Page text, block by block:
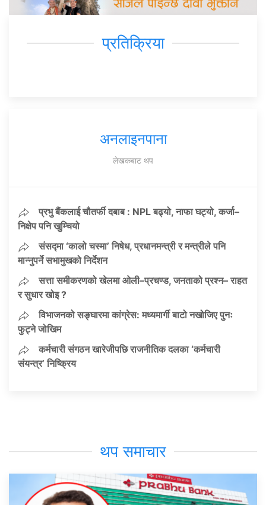
प्रतिक्रिया
अनलाइनपाना
लेखकबाट थप
प्रभु बैंकलाई चौतर्फी दबाब : NPL बढ्यो, नाफा घट्यो, कर्जा–
निक्षेप पनि खुम्चियो
संसद्मा ‘कालो चस्मा’ निषेध, प्रधानमन्त्री र मन्त्रीले पनि
मान्नुपर्ने सभामुखको निर्देशन
सत्ता समीकरणको खेलमा ओली–प्रचण्ड, जनताको प्रश्न– राहत
र सुधार खोइ ?
विभाजनको सङ्घारमा कांग्रेस: मध्यमार्गी बाटो नखोजिए पुनः
फुट्ने जोखिम
कर्मचारी संगठन खारेजीपछि राजनीतिक दलका ‘कर्मचारी
संयन्त्र’ निष्क्रिय
थप समाचार